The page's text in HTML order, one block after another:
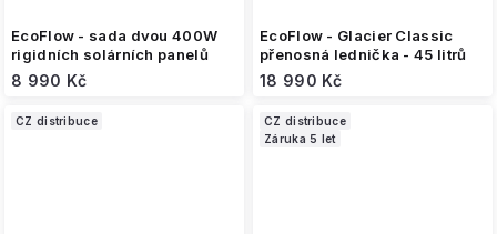
EcoFlow - sada dvou 400W
rigidních solárních panelů
8 990 Kč
EcoFlow - Glacier Classic
přenosná lednička - 45 litrů
18 990 Kč
CZ distribuce
CZ distribuce
Záruka 5 let